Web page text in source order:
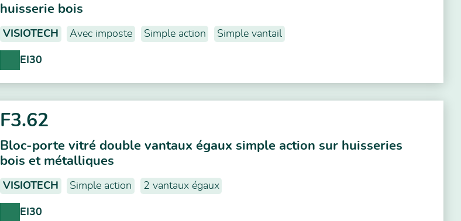
huisserie bois
VISIOTECH Avec imposte Simple action Simple vantail
EI30
F3.62
Bloc-porte vitré double vantaux égaux simple action sur huisseries
bois et métalliques
VISIOTECH Simple action 2 vantaux égaux
EI30